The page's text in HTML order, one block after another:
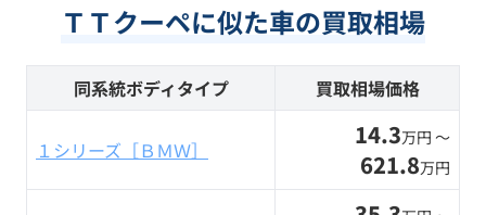
ＴＴクーペに似た車の買取相場
同系統ボディタイプ 買取相場価格
１シリーズ［ＢＭＷ］ 14.3万円 〜
621.8万円